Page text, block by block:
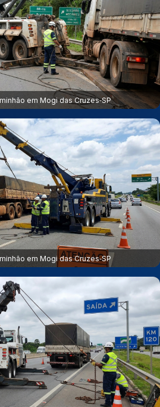
em Mogi das Cruzes‑SP
em Mogi das Cruzes‑SP